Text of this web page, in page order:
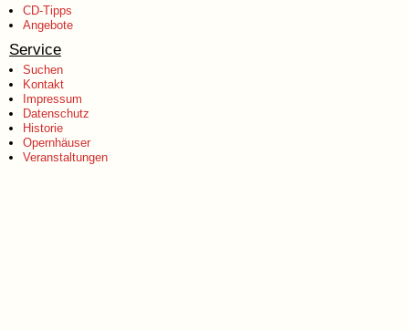
CD-Tipps
Angebote
Service
Suchen
Kontakt
Impressum
Datenschutz
Historie
Opernhäuser
Veranstaltungen